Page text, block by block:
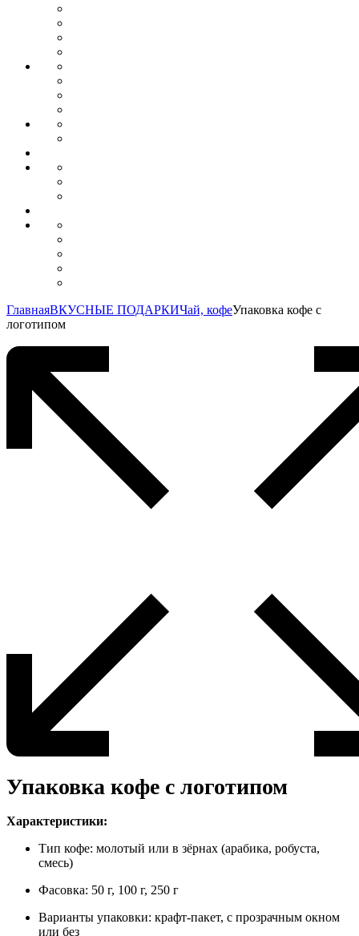
ГлавнаяВКУСНЫЕ ПОДАРКИЧай, кофеУпаковка кофе с
логотипом
Упаковка кофе с логотипом
Характеристики:
Тип кофе: молотый или в зёрнах (арабика, робуста,
смесь)
Фасовка: 50 г, 100 г, 250 г
Варианты упаковки: крафт-пакет, с прозрачным окном
или без